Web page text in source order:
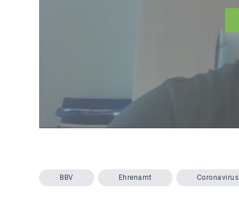
BBV Ehrenamt Coronavirus